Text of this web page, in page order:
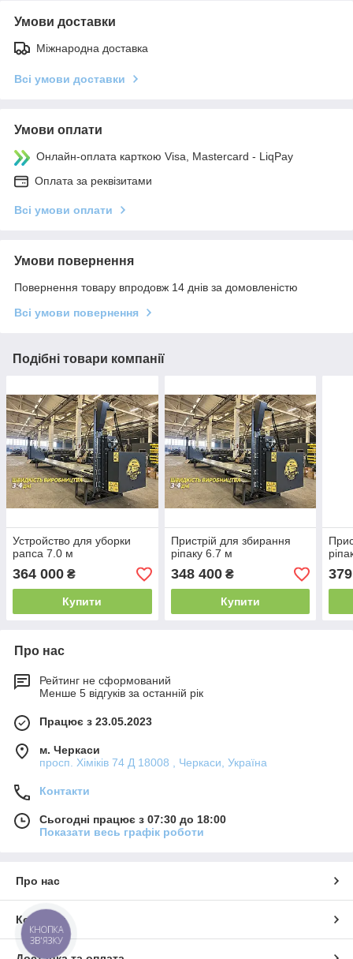
Умови доставки
Міжнародна доставка
Всі умови доставки
Умови оплати
Онлайн-оплата карткою Visa, Mastercard - LiqPay
Оплата за реквізитами
Всі умови оплати
Умови повернення
Повернення товару впродовж 14 днів за домовленістю
Всі умови повернення
Подібні товари компанії
Устройство для уборки
рапса 7.0 м
364 000 ₴
Купити
Пристрій для збирання
ріпаку 6.7 м
348 400₴
Купити
Про нас
Рейтинг не сформований
Менше 5 відгуків за останній рік
Працює з 23.05.2023
м. Черкаси
просп. Хіміків 74 Д 18008 , Черкаси, Україна
Контакти
Сьогодні працює з 07:30 до 18:00
Показати весь графік роботи
Про нас
Контакти
КНОПКА
ЗВ'ЯЗКУ